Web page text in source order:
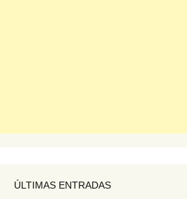
ÚLTIMAS ENTRADAS